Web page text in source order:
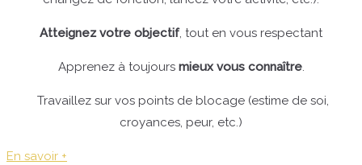
Atteignez votre objectif, tout en vous respectant
Apprenez à toujours mieux vous connaître.
Travaillez sur vos points de blocage (estime de soi,
croyances, peur, etc.)
En savoir +